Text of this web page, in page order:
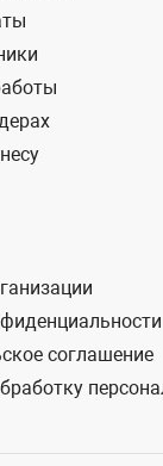
соглашение